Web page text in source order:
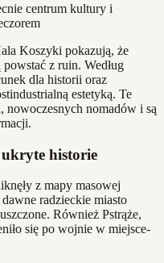
Koszyki pokazują, że
z ruin. Według
dla historii oraz
estetyką. Te
nowoczesnych nomadów i są
historie
z mapy masowej
radzieckie miasto
Również Pstrąże,
się po wojnie w miejsce-